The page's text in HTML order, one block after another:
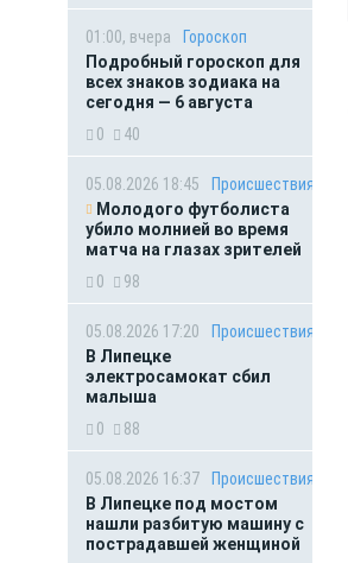
01:00, вчера
Гороскоп
Подробный гороскоп для
всех знаков зодиака на
сегодня — 6 августа
0
40
05.08.2026 18:45
Происшествия
Молодого футболиста
убило молнией во время
матча на глазах зрителей
0
98
05.08.2026 17:20
Происшествия
В Липецке
электросамокат сбил
малыша
0
88
05.08.2026 16:37
Происшествия
В Липецке под мостом
нашли разбитую машину с
пострадавшей женщиной